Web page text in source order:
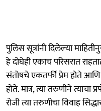
पुलिस सूत्रांनी दिलेल्या
हे दोघेही एकाच परिसरात
संतोषचे एकतर्फी प्रेम होते आणि
होते. मात्र, त्या तरुणीने त्याचा
रोजी त्या तरुणीचा विवाह